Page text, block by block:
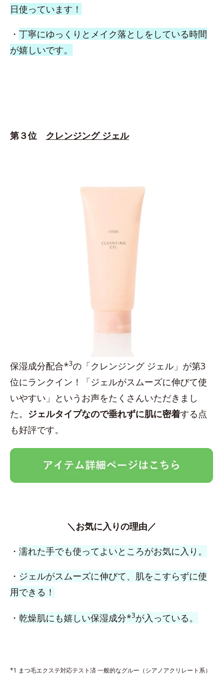
日使っています！
・ 丁寧にゆっくりとメイク落としをしている時間
が嬉しいです。
第３位 クレンジング ジェル
保湿成分配合*3の「クレンジング ジェル」が第3
位にランクイン！「ジェルがスムーズに伸びて使
いやすい」というお声をたくさんいただきまし
た。 ジェルタイプなので垂れずに肌に密着する点
も好評です。
＼お気に入りの理由／
・ 濡れた手でも使ってよいところがお気に入り。
・ ジェルがスムーズに伸びて、肌をこすらずに使
用できる！
・ 乾燥肌にも嬉しい保湿成分*3が入っている。
*1 まつ毛エクステ対応テスト済 一般的なグルー（シアノアクリレート系）